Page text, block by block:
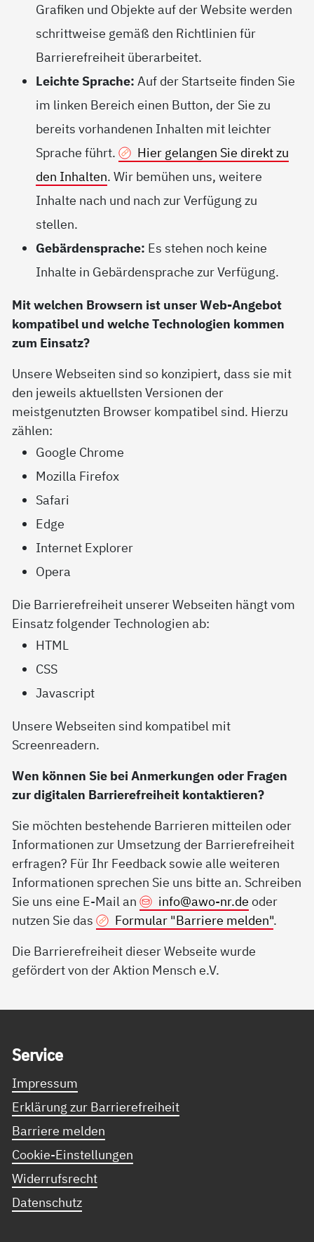
Grafiken und Objekte auf der Website werden
schrittweise gemäß den Richtlinien für
Barrierefreiheit überarbeitet.
Leichte Sprache: Auf der Startseite finden Sie
im linken Bereich einen Button, der Sie zu
bereits vorhandenen Inhalten mit leichter
Sprache führt.
Hier gelangen Sie direkt zu
den Inhalten. Wir bemühen uns, weitere
Inhalte nach und nach zur Verfügung zu
stellen.
Gebärdensprache: Es stehen noch keine
Inhalte in Gebärdensprache zur Verfügung.
Mit welchen Browsern ist unser Web-Angebot
kompatibel und welche Technologien kommen
zum Einsatz?
Unsere Webseiten sind so konzipiert, dass sie mit
den jeweils aktuellsten Versionen der
meistgenutzten Browser kompatibel sind. Hierzu
zählen:
Google Chrome
Mozilla Firefox
Safari
Edge
Internet Explorer
Opera
Die Barrierefreiheit unserer Webseiten hängt vom
Einsatz folgender Technologien ab:
HTML
CSS
Javascript
Unsere Webseiten sind kompatibel mit
Screenreadern.
Wen können Sie bei Anmerkungen oder Fragen
zur digitalen Barrierefreiheit kontaktieren?
Sie möchten bestehende Barrieren mitteilen oder
Informationen zur Umsetzung der Barrierefreiheit
erfragen? Für Ihr Feedback sowie alle weiteren
Informationen sprechen Sie uns bitte an. Schreiben
Sie uns eine E-Mail an
info@awo-nr.de oder
nutzen Sie das
Formular "Barriere melden".
Die Barrierefreiheit dieser Webseite wurde
gefördert von der Aktion Mensch e.V.
Ser­vice
Impressum
Erklärung zur Barrierefreiheit
Barriere melden
Cookie-Einstellungen
Widerrufsrecht
Datenschutz